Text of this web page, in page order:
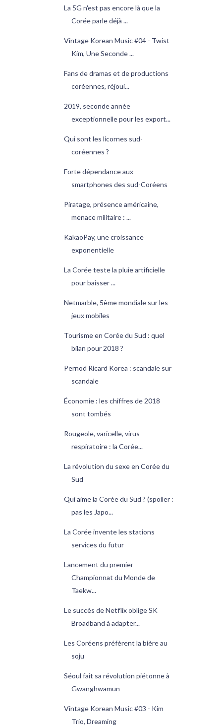
La 5G n'est pas encore là que la
Corée parle déjà ...
Vintage Korean Music #04 - Twist
Kim, Une Seconde ...
Fans de dramas et de productions
coréennes, réjoui...
2019, seconde année
exceptionnelle pour les export...
Qui sont les licornes sud-
coréennes ?
Forte dépendance aux
smartphones des sud-Coréens
Piratage, présence américaine,
menace militaire : ...
KakaoPay, une croissance
exponentielle
La Corée teste la pluie artificielle
pour baisser ...
Netmarble, 5ème mondiale sur les
jeux mobiles
Tourisme en Corée du Sud : quel
bilan pour 2018 ?
Pernod Ricard Korea : scandale sur
scandale
Économie : les chiffres de 2018
sont tombés
Rougeole, varicelle, virus
respiratoire : la Corée...
La révolution du sexe en Corée du
Sud
Qui aime la Corée du Sud ? (spoiler :
pas les Japo...
La Corée invente les stations
services du futur
Lancement du premier
Championnat du Monde de
Taekw...
Le succès de Netflix oblige SK
Broadband à adapter...
Les Coréens préfèrent la bière au
soju
Séoul fait sa révolution piétonne à
Gwanghwamun
Vintage Korean Music #03 - Kim
Trio, Dreaming